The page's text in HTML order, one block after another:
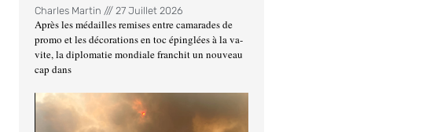
Charles Martin 27 Juillet 2026
Après les médailles remises entre camarades de
promo et les décorations en toc épinglées à la va-
vite, la diplomatie mondiale franchit un nouveau
cap dans